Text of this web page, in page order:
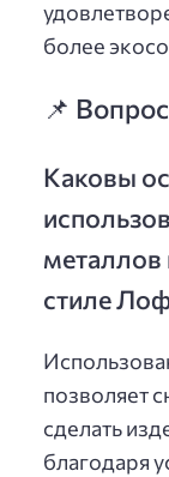
более
📌
Каковы
металлов
стиле
позволяет
сделать
благодаря